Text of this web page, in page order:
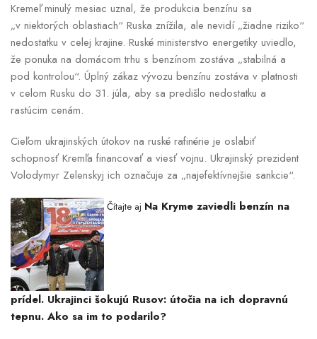
Kremeľ minulý mesiac uznal, že produkcia benzínu sa
„v niektorých oblastiach“ Ruska znížila, ale nevidí „žiadne riziko“
nedostatku v celej krajine. Ruské ministerstvo energetiky uviedlo,
že ponuka na domácom trhu s benzínom zostáva „stabilná a
pod kontrolou“. Úplný zákaz vývozu benzínu zostáva v platnosti
v celom Rusku do 31. júla, aby sa predišlo nedostatku a
rastúcim cenám.
Cieľom ukrajinských útokov na ruské rafinérie je oslabiť
schopnosť Kremľa financovať a viesť vojnu. Ukrajinský prezident
Volodymyr Zelenskyj ich označuje za „najefektívnejšie sankcie“.
Čítajte aj Na Kryme zaviedli benzín na
prídel. Ukrajinci šokujú Rusov: útočia na ich dopravnú
tepnu. Ako sa im to podarilo?